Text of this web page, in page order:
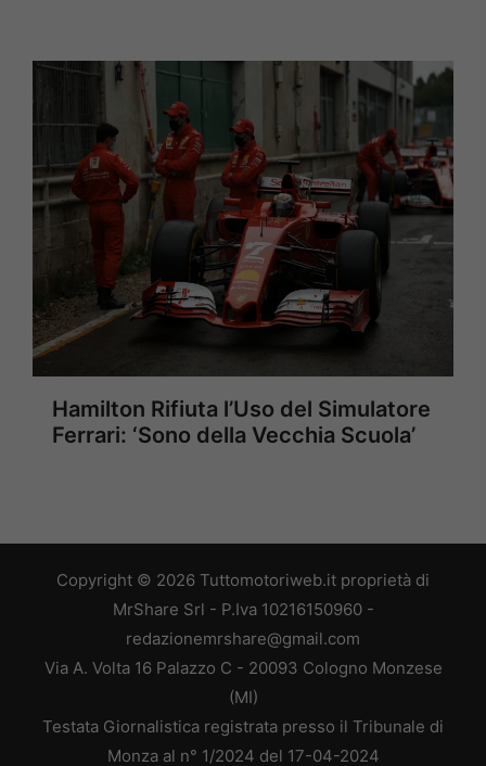
Hamilton Rifiuta l’Uso del Simulatore
Ferrari: ‘Sono della Vecchia Scuola’
Copyright © 2026 Tuttomotoriweb.it proprietà di
MrShare Srl - P.Iva 10216150960 -
redazionemrshare@gmail.com
Via A. Volta 16 Palazzo C - 20093 Cologno Monzese
(MI)
Testata Giornalistica registrata presso il Tribunale di
Monza al n° 1/2024 del 17-04-2024